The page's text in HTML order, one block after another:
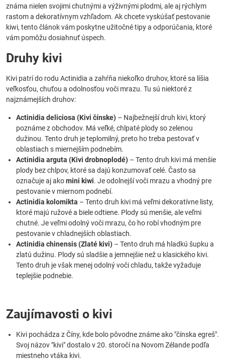
známa nielen svojimi chutnými a výživnými plodmi, ale aj rýchlym
rastom a dekoratívnym vzhľadom. Ak chcete vyskúšať pestovanie
kiwi, tento článok vám poskytne užitočné tipy a odporúčania, ktoré
vám pomôžu dosiahnuť úspech.
Druhy kivi
Kivi patrí do rodu Actinidia a zahŕňa niekoľko druhov, ktoré sa líšia
veľkosťou, chuťou a odolnosťou voči mrazu. Tu sú niektoré z
najznámejších druhov:
Actinidia deliciosa (Kivi čínske) – Najbežnejší druh kivi, ktorý
poznáme z obchodov. Má veľké, chlpaté plody so zelenou
dužinou. Tento druh je teplomilný, preto ho treba pestovať v
oblastiach s miernejším podnebím.
Actinidia arguta (Kivi drobnoplodé) – Tento druh kivi má menšie
plody bez chlpov, ktoré sa dajú konzumovať celé. Často sa
označuje aj akomini kiwi. Je odolnejší voči mrazu a vhodný pre
pestovanie v miernom podnebí.
Actinidia kolomikta – Tento druh kivi má veľmi dekoratívne listy,
ktoré majú ružové a biele odtiene. Plody sú menšie, ale veľmi
chutné. Je veľmi odolný voči mrazu, čo ho robí vhodným pre
pestovanie v chladnejších oblastiach.
Actinidia chinensis (Zlaté kivi) – Tento druh má hladkú šupku a
zlatú dužinu. Plody sú sladšie a jemnejšie než u klasického kivi.
Tento druh je však menej odolný voči chladu, takže vyžaduje
teplejšie podnebie.
Zaujímavosti o kivi
Kivi pochádza z Číny, kde bolo pôvodne známe ako "čínska egreš".
Svoj názov "kivi" dostalo v 20. storočí na Novom Zélande podľa
miestneho vtáka kivi.